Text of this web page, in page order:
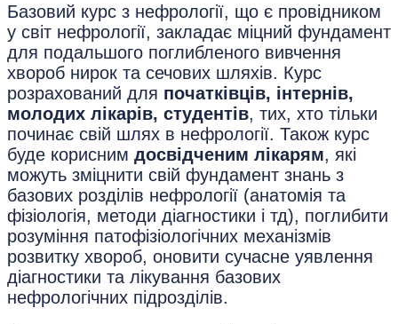
Базовий курс з нефрології, що є провідником
у світ нефрології, закладає міцний фундамент
для подальшого поглибленого вивчення
хвороб нирок та сечових шляхів. Курс
розрахований для початківців, інтернів,
молодих лікарів, студентів, тих, хто тільки
починає свій шлях в нефрології. Також курс
буде корисним досвідченим лікарям, які
можуть зміцнити свій фундамент знань з
базових розділів нефрології (анатомія та
фізіологія, методи діагностики і тд), поглибити
розуміння патофізіологічних механізмів
розвитку хвороб, оновити сучасне уявлення
діагностики та лікування базових
нефрологічних підрозділів.